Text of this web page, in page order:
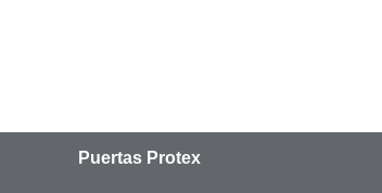
Puertas Protex